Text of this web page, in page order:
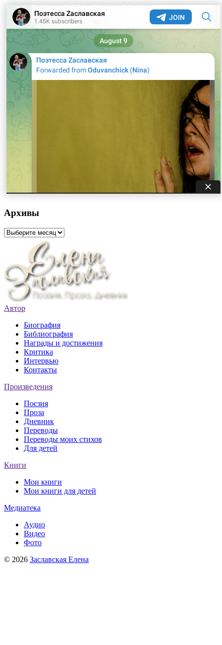
Архивы
Архивы
Автор
Биография
Библиография
Награды и достижения
Критика
Интервью
Контакты
Произведения
Поєзия
Проза
Дневник
Переводы
Переводы моих стихов
Для детей
Книги
Мои книги
Мои книги для детей
Медиатека
Аудио
Видео
Фото
© 2026 Заславская Елена